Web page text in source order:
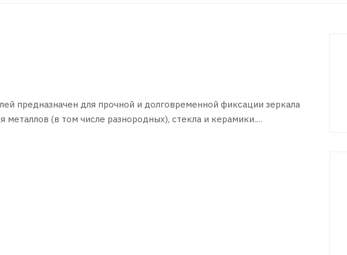
предназначен для прочной и долговременной фиксации зеркала
металлов (в том числе разнородных), стекла и керамики.